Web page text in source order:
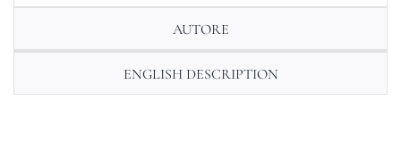
AUTORE
ENGLISH DESCRIPTION